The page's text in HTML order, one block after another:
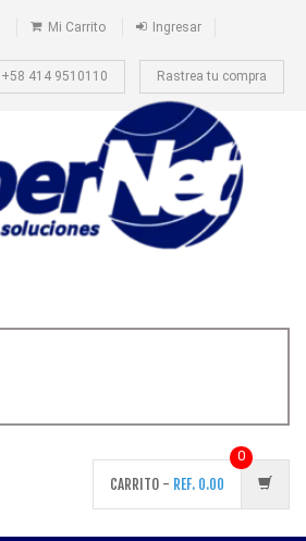
Mi Carrito Ingresar
+58 414 9510110 Rastrea tu compra
CARRITO - REF. 0.00
0